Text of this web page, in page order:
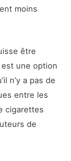
moins
être
est une option
n’y a pas de
entre les
cigarettes
de